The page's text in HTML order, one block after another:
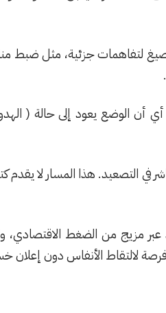
صيغ لتفاهمات جزئية، مثل ضبط
أي أن الوضع يعود إلى حالة (
في التصعيد. هذا المسار لا يقدم
مزيج من الضغط الاقتصادي،
لالتقاط الأنفاس دون إعلان